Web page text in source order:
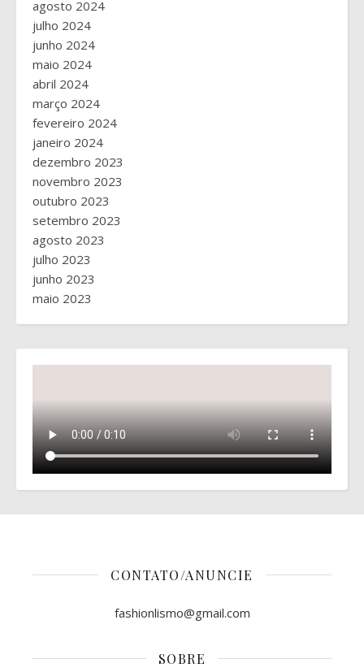
agosto 2024
julho 2024
junho 2024
maio 2024
abril 2024
março 2024
fevereiro 2024
janeiro 2024
dezembro 2023
novembro 2023
outubro 2023
setembro 2023
agosto 2023
julho 2023
junho 2023
maio 2023
CONTATO/ANUNCIE
fashionlismo@gmail.com
SOBRE